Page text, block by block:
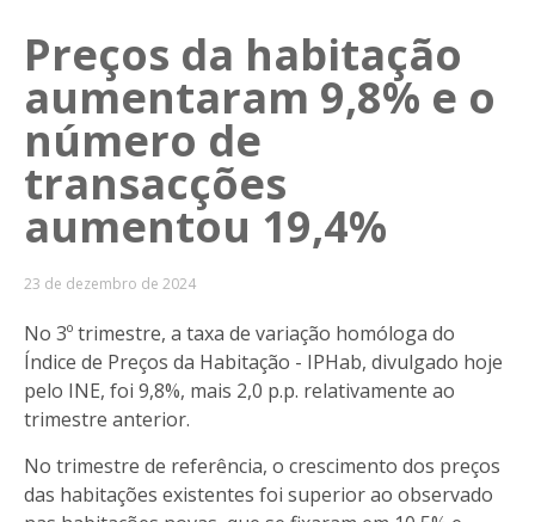
Preços da habitação
aumentaram 9,8% e o
número de
transacções
aumentou 19,4%
23 de dezembro de 2024
No 3º trimestre, a taxa de variação homóloga do
Índice de Preços da Habitação - IPHab, divulgado hoje
pelo INE, foi 9,8%, mais 2,0 p.p. relativamente ao
trimestre anterior.
No trimestre de referência, o crescimento dos preços
das habitações existentes foi superior ao observado